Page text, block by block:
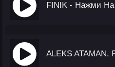
FINIK - Нажми На
ALEKS ATAMAN,